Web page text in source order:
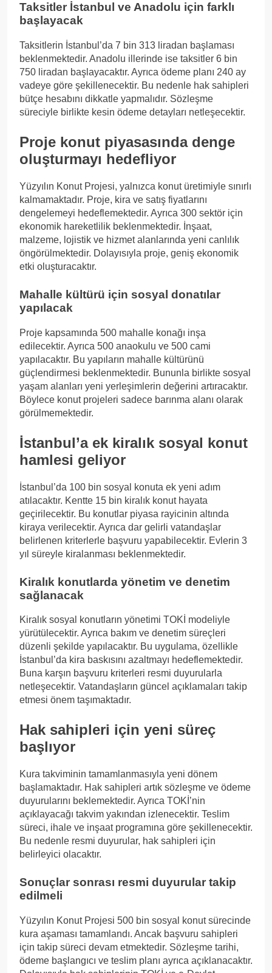
Taksitler İstanbul ve Anadolu için farklı
başlayacak
Taksitlerin İstanbul’da 7 bin 313 liradan başlaması
beklenmektedir. Anadolu illerinde ise taksitler 6 bin
750 liradan başlayacaktır. Ayrıca ödeme planı 240 ay
vadeye göre şekillenecektir. Bu nedenle hak sahipleri
bütçe hesabını dikkatle yapmalıdır. Sözleşme
süreciyle birlikte kesin ödeme detayları netleşecektir.
Proje konut piyasasında denge
oluşturmayı hedefliyor
Yüzyılın Konut Projesi, yalnızca konut üretimiyle sınırlı
kalmamaktadır. Proje, kira ve satış fiyatlarını
dengelemeyi hedeflemektedir. Ayrıca 300 sektör için
ekonomik hareketlilik beklenmektedir. İnşaat,
malzeme, lojistik ve hizmet alanlarında yeni canlılık
öngörülmektedir. Dolayısıyla proje, geniş ekonomik
etki oluşturacaktır.
Mahalle kültürü için sosyal donatılar
yapılacak
Proje kapsamında 500 mahalle konağı inşa
edilecektir. Ayrıca 500 anaokulu ve 500 cami
yapılacaktır. Bu yapıların mahalle kültürünü
güçlendirmesi beklenmektedir. Bununla birlikte sosyal
yaşam alanları yeni yerleşimlerin değerini artıracaktır.
Böylece konut projeleri sadece barınma alanı olarak
görülmemektedir.
İstanbul’a ek kiralık sosyal konut
hamlesi geliyor
İstanbul’da 100 bin sosyal konuta ek yeni adım
atılacaktır. Kentte 15 bin kiralık konut hayata
geçirilecektir. Bu konutlar piyasa rayicinin altında
kiraya verilecektir. Ayrıca dar gelirli vatandaşlar
belirlenen kriterlerle başvuru yapabilecektir. Evlerin 3
yıl süreyle kiralanması beklenmektedir.
Kiralık konutlarda yönetim ve denetim
sağlanacak
Kiralık sosyal konutların yönetimi TOKİ modeliyle
yürütülecektir. Ayrıca bakım ve denetim süreçleri
düzenli şekilde yapılacaktır. Bu uygulama, özellikle
İstanbul’da kira baskısını azaltmayı hedeflemektedir.
Buna karşın başvuru kriterleri resmi duyurularla
netleşecektir. Vatandaşların güncel açıklamaları takip
etmesi önem taşımaktadır.
Hak sahipleri için yeni süreç
başlıyor
Kura takviminin tamamlanmasıyla yeni dönem
başlamaktadır. Hak sahipleri artık sözleşme ve ödeme
duyurularını beklemektedir. Ayrıca TOKİ’nin
açıklayacağı takvim yakından izlenecektir. Teslim
süreci, ihale ve inşaat programına göre şekillenecektir.
Bu nedenle resmi duyurular, hak sahipleri için
belirleyici olacaktır.
Sonuçlar sonrası resmi duyurular takip
edilmeli
Yüzyılın Konut Projesi 500 bin sosyal konut sürecinde
kura aşaması tamamlandı. Ancak başvuru sahipleri
için takip süreci devam etmektedir. Sözleşme tarihi,
ödeme başlangıcı ve teslim planı ayrıca açıklanacaktır.